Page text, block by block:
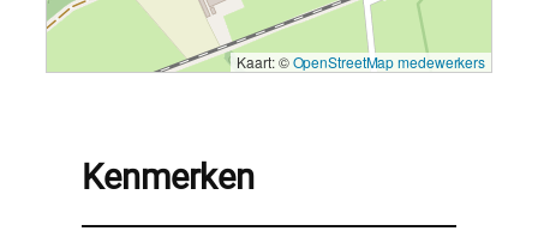
Kaart: ©OpenStreetMap medewerkers
Kenmerken